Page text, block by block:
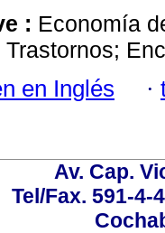
: Economía
en Inglés ·
Av. Cap.
Tel/Fax. 591-4-